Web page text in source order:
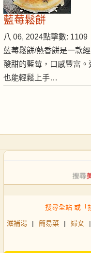
藍莓鬆餅
八 06, 2024點擊數: 1109
藍莓鬆餅/熱香餅是一款
酸甜的藍莓，口感豐富
也能輕鬆上手…
搜尋全站 或「
滋補湯 | 簡易菜 | 婦女 |